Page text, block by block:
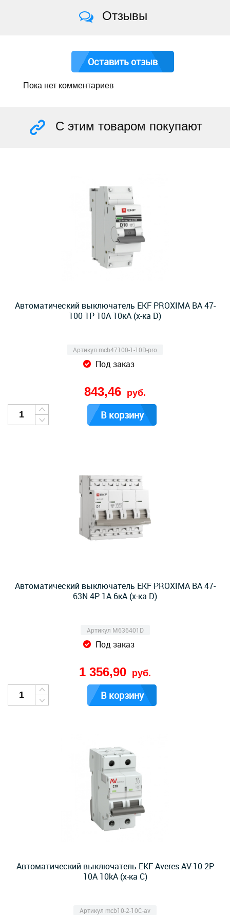
Отзывы
Оставить отзыв
Пока нет комментариев
С этим товаром покупают
Автоматический выключатель EKF PROXIMA ВА 47-
100 1Р 10А 10кА (х-ка D)
Артикул mcb47100-1-10D-pro
Под заказ
843,46 руб.
В корзину
Автоматический выключатель EKF PROXIMA ВА 47-
63N 4Р 1А 6кА (х-ка D)
Артикул M636401D
Под заказ
1 356,90 руб.
В корзину
Автоматический выключатель EKF Averes AV-10 2P
10А 10kA (х-ка C)
Артикул mcb10-2-10C-av